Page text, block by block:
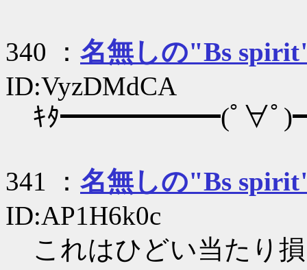
340 ： 名無しの"Bs
ID:VyzDMdCA
ｷﾀ━━━━━━(ﾟ∀ﾟ
341 ： 名無しの"Bs
ID:AP1H6k0c
これはひどい当たり